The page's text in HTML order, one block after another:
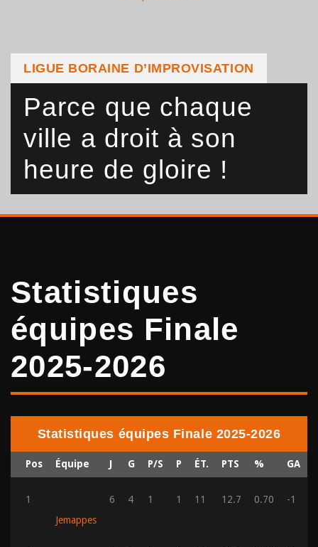
LIGUE BORAINE D’IMPROVISATION
Parce que chaque
ville a droit à son
heure de gloire !
Statistiques
équipes Finale
2025-2026
Statistiques équipes Finale 2025-2026
Pos Équipe J G P/S P ÉT. PTS % GA
1
Jemappes
6 4 1 1 11 12.7 0.70 -1